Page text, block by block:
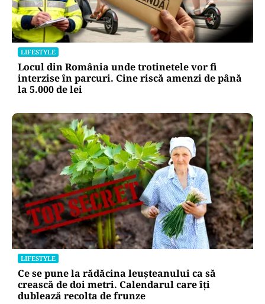
LIFESTYLE
Locul din România unde trotinetele vor fi
interzise în parcuri. Cine riscă amenzi de până
la 5.000 de lei
LIFESTYLE
Ce se pune la rădăcina leușteanului ca să
crească de doi metri. Calendarul care îți
dublează recolta de frunze